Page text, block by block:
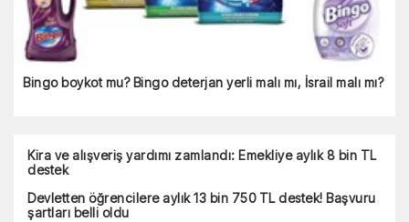
Bingo boykot mu? Bingo deterjan yerli malı mı, İsrail malı mı?
Kira ve alışveriş yardımı zamlandı: Emekliye aylık 8 bin TL
destek
Devletten öğrencilere aylık 13 bin 750 TL destek! Başvuru
şartları belli oldu